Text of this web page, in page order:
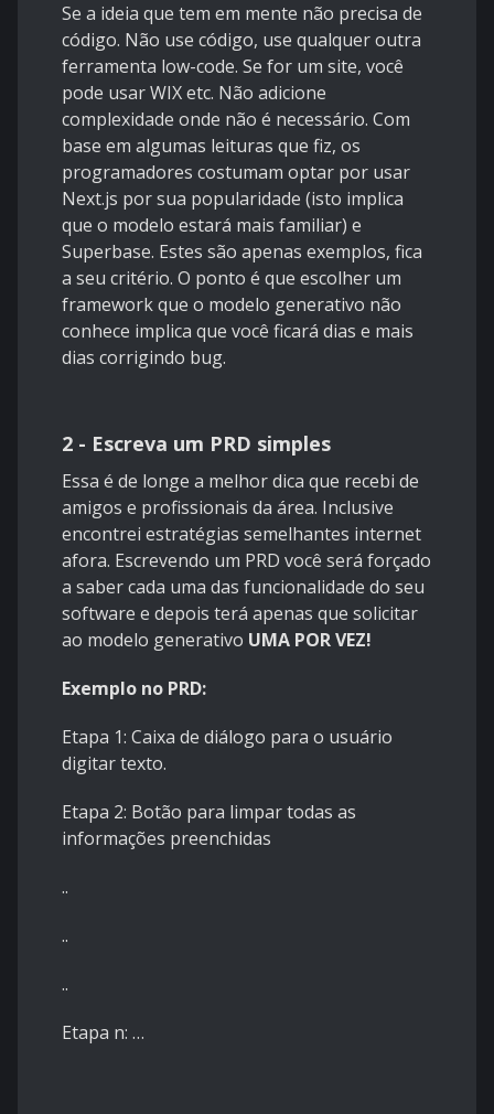
Se a ideia que tem em mente não precisa de
código. Não use código, use qualquer outra
ferramenta low-code. Se for um site, você
pode usar WIX etc. Não adicione
complexidade onde não é necessário. Com
base em algumas leituras que fiz, os
programadores costumam optar por usar
Next.js por sua popularidade (isto implica
que o modelo estará mais familiar) e
Superbase. Estes são apenas exemplos, fica
a seu critério. O ponto é que escolher um
framework que o modelo generativo não
conhece implica que você ficará dias e mais
dias corrigindo bug.
2 - Escreva um PRD simples
Essa é de longe a melhor dica que recebi de
amigos e profissionais da área. Inclusive
encontrei estratégias semelhantes internet
afora. Escrevendo um PRD você será forçado
a saber cada uma das funcionalidade do seu
software e depois terá apenas que solicitar
ao modelo generativo UMA POR VEZ!
Exemplo no PRD:
Etapa 1: Caixa de diálogo para o usuário
digitar texto.
Etapa 2: Botão para limpar todas as
informações preenchidas
..
..
..
Etapa n: …